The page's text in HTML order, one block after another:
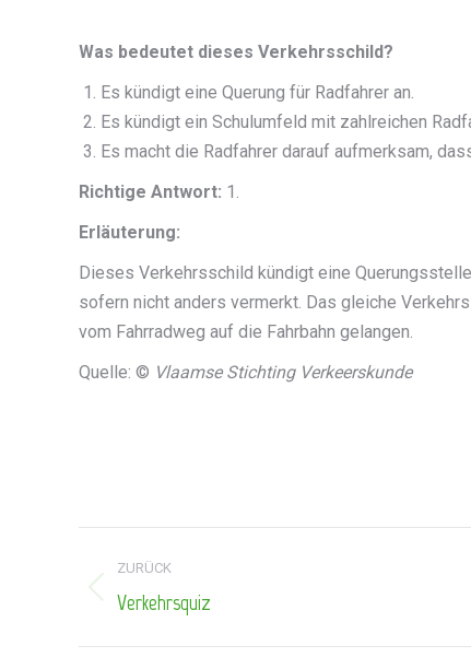
Was bedeutet dieses Verkehrsschild?
Es kündigt eine Querung für Radfahrer an.
Es kündigt ein Schulumfeld mit zahlreichen
Es macht die Radfahrer darauf aufmerksam,
Richtige Antwort: 1.
Erläuterung:
Dieses Verkehrsschild kündigt eine
sofern nicht anders vermerkt. Das gleiche
vom Fahrradweg auf die Fahrbahn gelangen.
Quelle: © Vlaamse Stichting Verkeerskunde
Kommentarnavigation
ZURÜCK
Vorheriger
Verkehrsquiz